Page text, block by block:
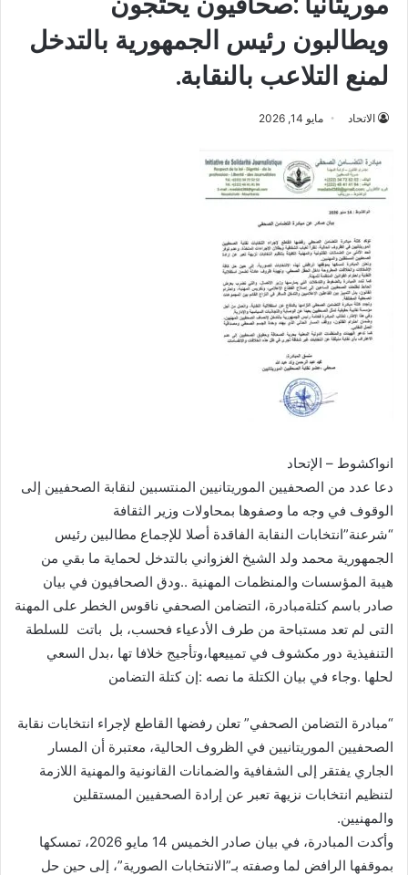
ويطالبون رئيس الجمهورية بالتدخل
لمنع التلاعب بالنقابة.
الاتحاد مايو 14, 2026
انواكشوط – الإتحاد
دعا عدد من الصحفيين الموريتانيين المنتسبين لنقابة الصحفيين إلى
الوقوف في وجه ما وصفوها بمحاولات وزير الثقافة
“شرعنة”انتخابات النقابة الفاقدة أصلا للإجماع مطالبين رئيس
الجمهورية محمد ولد الشيخ الغزواني بالتدخل لحماية ما بقي من
هيبة المؤسسات والمنظمات المهنية ..ودق الصحافيون في بيان
صادر باسم كتلةمبادرة، التضامن الصحفي ناقوس الخطر على المهنة
التى لم تعد مستباحة من طرف الأدعياء فحسب، بل باتت للسلطة
التنفيذية دور مكشوف في تمييعها،وتأجيج خلافا تها ،بدل السعي
لحلها .وجاء في بيان الكتلة ما نصه :إن كتلة التضامن
“مبادرة التضامن الصحفي” تعلن رفضها القاطع لإجراء انتخابات نقابة
الصحفيين الموريتانيين في الظروف الحالية، معتبرة أن المسار
الجاري يفتقر إلى الشفافية والضمانات القانونية والمهنية اللازمة
لتنظيم انتخابات نزيهة تعبر عن إرادة الصحفيين المستقلين
والمهنيين.
وأكدت المبادرة، في بيان صادر الخميس 14 مايو 2026، تمسكها
بموقفها الرافض لما وصفته بـ”الانتخابات الصورية”، إلى حين حل